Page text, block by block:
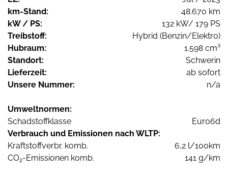
km-Stand:
48.670 km
kW / PS:
132 kW/ 179 PS
Treibstoff:
Hybrid (Benzin/Elektro)
Hubraum:
1.598 cm³
Standort:
Schwerin
Lieferzeit:
ab sofort
Unsere Nummer:
n/a
Umweltnormen:
Schadstoffklasse
Euro6d
Verbrauch und Emissionen nach WLTP:
Kraftstoffverbr. komb.
6,2 l/100km
CO2-Emissionen komb. 141 g/km